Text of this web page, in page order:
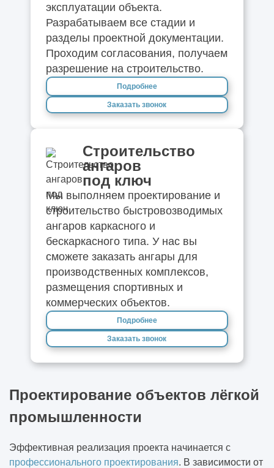
эксплуатации объекта.
Разрабатываем все стадии и
разделы проектной документации.
Проходим согласования, получаем
разрешение на строительство.
Подробнее
Заказать звонок
Строительство
ангаров
под ключ
Мы выполняем проектирование и
строительство быстровозводимых
ангаров каркасного и
бескаркасного типа. У нас вы
сможете заказать ангары для
производственных комплексов,
размещения спортивных и
коммерческих объектов.
Подробнее
Заказать звонок
Проектирование объектов лёгкой
промышленности
Эффективная реализация проекта начинается с
профессионального проектирования. В зависимости от